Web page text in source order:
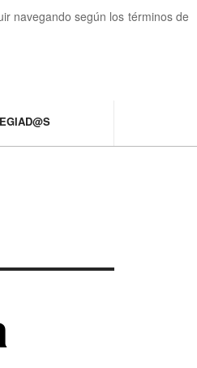
navegando según los términos de